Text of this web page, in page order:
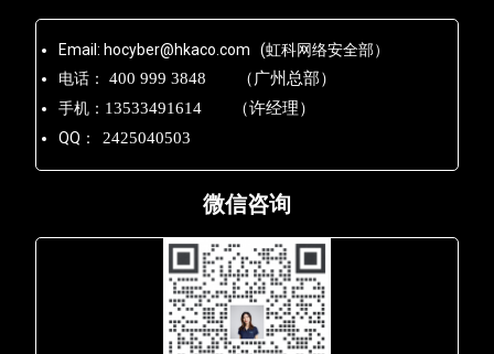
Email: hocyber@hkaco.com (虹科网络安全部）
电话：
400 999 3848 （广州总部）
手机： 13533491614 （许经理）
QQ： 2425040503
微信咨询